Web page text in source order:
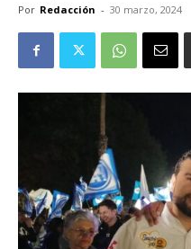
Por Redacción - 30 marzo, 2024